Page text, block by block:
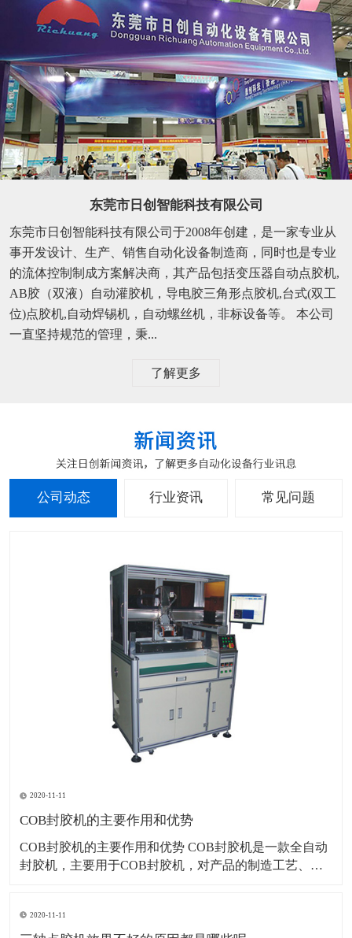
东莞市日创智能科技有限公司
东莞市日创智能科技有限公司于2008年创建，是一家专业从
事开发设计、生产、销售自动化设备制造商，同时也是专业
的流体控制制成方案解决商，其产品包括变压器自动点胶机,
AB胶（双液）自动灌胶机，导电胶三角形点胶机,台式(双工
位)点胶机,自动焊锡机，自动螺丝机，非标设备等。 本公司
一直坚持规范的管理，秉...
了解更多
公司动态 行业资讯 常见问题
2020-11-11
COB封胶机的主要作用和优势
COB封胶机的主要作用和优势 COB封胶机是一款全自动
封胶机，主要用于COB封胶机，对产品的制造工艺、速
接，历时较长，而且其他工艺较多，元件的固定尤为重
2020-11-11